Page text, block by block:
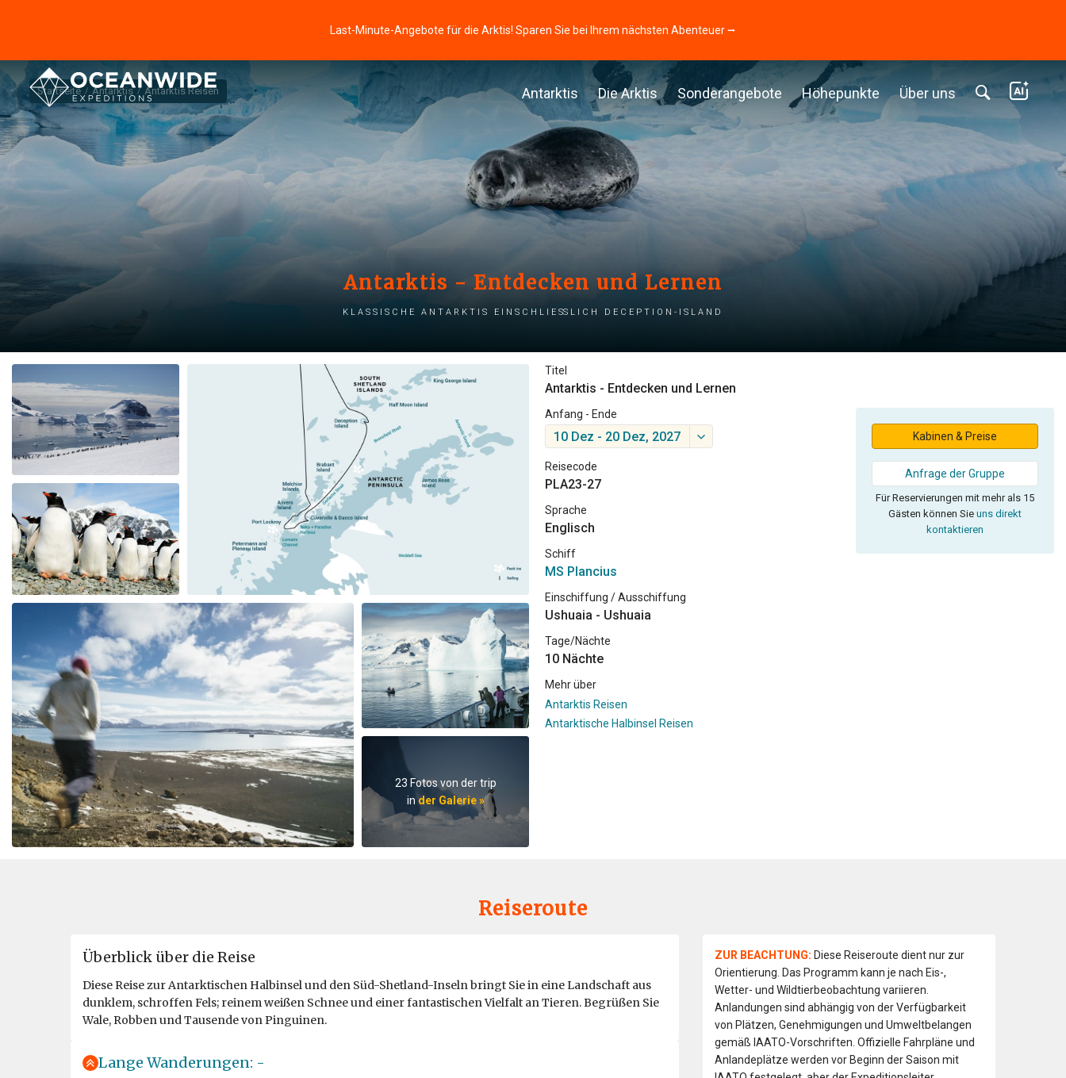
Last-Minute-Angebote für die Arktis! Sparen Sie bei Ihrem nächsten Abenteuer ⭢
Antarktis Die Arktis Sonderangebote Höhepunkte Über uns
Startseite Antarktis Antarktis Reisen
Antarktis - Entdecken und Lernen
Klassische Antarktis einschließlich Deception-Island
23 Fotos von der trip
inder Galerie »
Titel
Antarktis - Entdecken und Lernen
Anfang - Ende
10 Dez - 20 Dez, 2027
Reisecode
PLA23-27
Sprache
Englisch
Schiff
MS Plancius
Einschiffung / Ausschiffung
Ushuaia - Ushuaia
Tage/Nächte
10 Nächte
Mehr über
Antarktis Reisen
Antarktische Halbinsel Reisen
Kabinen & Preise
Anfrage der Gruppe
Für Reservierungen mit mehr als 15
Gästen können Sie uns direkt
kontaktieren
Reiseroute
Überblick über die Reise
Diese Reise zur Antarktischen Halbinsel und den Süd-Shetland-Inseln bringt Sie in eine Landschaft aus
dunklem, schroffen Fels; reinem weißen Schnee und einer fantastischen Vielfalt an Tieren. Begrüßen Sie
Wale, Robben und Tausende von Pinguinen.
Lange Wanderungen: -
ZUR BEACHTUNG: Diese Reiseroute dient nur zur
Orientierung. Das Programm kann je nach Eis-,
Wetter- und Wildtierbeobachtung variieren.
Anlandungen sind abhängig von der Verfügbarkeit
von Plätzen, Genehmigungen und Umweltbelangen
gemäß IAATO-Vorschriften. Offizielle Fahrpläne und
Anlandeplätze werden vor Beginn der Saison mit